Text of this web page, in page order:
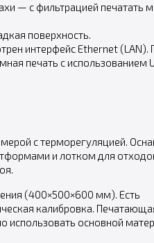
— с фильтрацией печатать
поверхность.
интерфейс Ethernet (LAN).
печать с использованием
с терморегуляцией.
и лотком для
(400×500×600 мм). Есть
калибровка.
использовать основной